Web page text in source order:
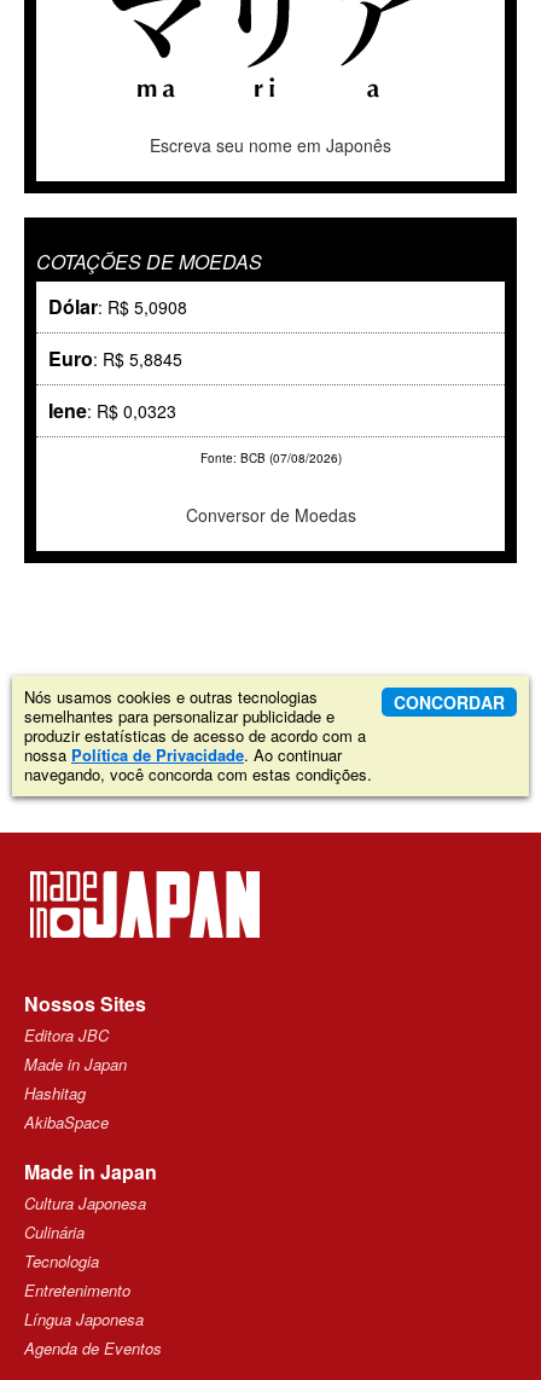
Escreva seu nome em Japonês
COTAÇÕES DE MOEDAS
Dólar: R$ 5,0908
Euro: R$ 5,8845
Iene: R$ 0,0323
Fonte: BCB (07/08/2026)
Conversor de Moedas
Nós usamos cookies e outras tecnologias
semelhantes para personalizar publicidade e
produzir estatísticas de acesso de acordo com a
nossa Política de Privacidade. Ao continuar
navegando, você concorda com estas condições.
CONCORDAR
Nossos Sites
Editora JBC
Made in Japan
Hashitag
AkibaSpace
Made in Japan
Cultura Japonesa
Culinária
Tecnologia
Entretenimento
Língua Japonesa
Agenda de Eventos